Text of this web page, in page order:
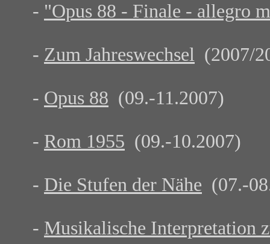
- "Opus 88 - Finale - allegro
- Zum Jahreswechsel (2007/
- Opus 88 (09.-11.2007)
- Rom 1955 (09.-10.2007)
- Die Stufen der Nähe (07.-
- Musikalische Interpretation